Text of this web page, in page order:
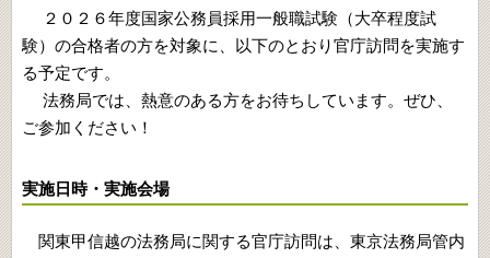
２０２６年度国家公務員採用一般職試験（大卒程度試
験）の合格者の方を対象に、以下のとおり官庁訪問を実施す
る予定です。
法務局では、熱意のある方をお待ちしています。ぜひ、
ご参加ください！
実施日時・実施会場
関東甲信越の法務局に関する官庁訪問は、東京法務局管内